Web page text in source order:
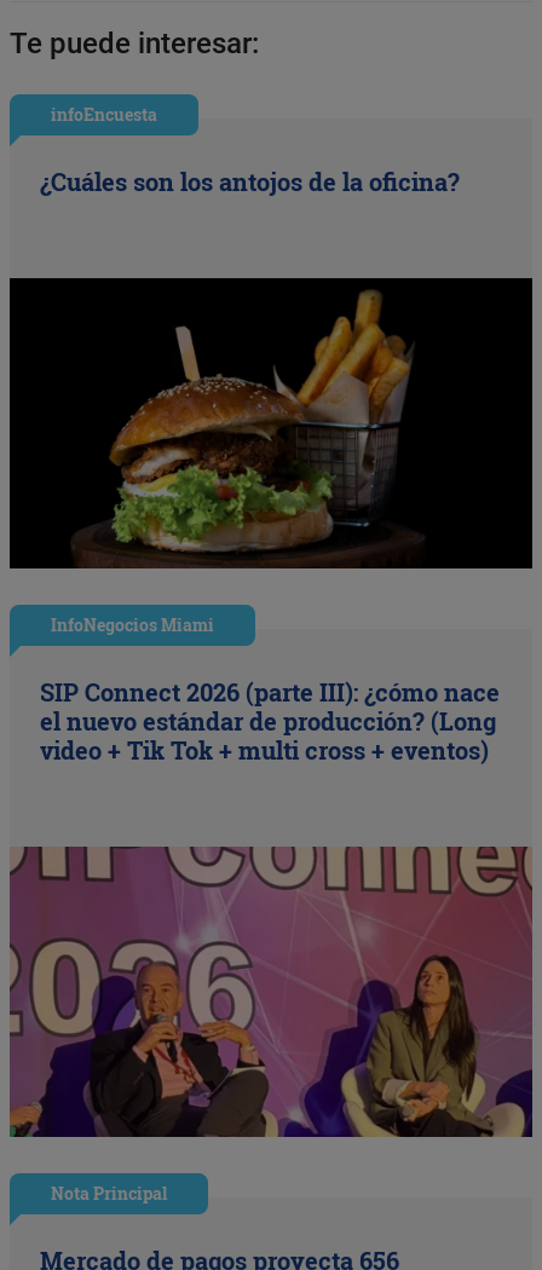
Te puede interesar:
infoEncuesta
¿Cuáles son los antojos de la oficina?
InfoNegocios Miami
SIP Connect 2026 (parte III): ¿cómo nace
el nuevo estándar de producción? (Long
video + Tik Tok + multi cross + eventos)
Nota Principal
Mercado de pagos proyecta 656